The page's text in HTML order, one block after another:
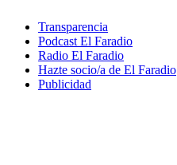
Transparencia
Podcast El Faradio
Radio El Faradio
Hazte socio/a de El Faradio
Publicidad